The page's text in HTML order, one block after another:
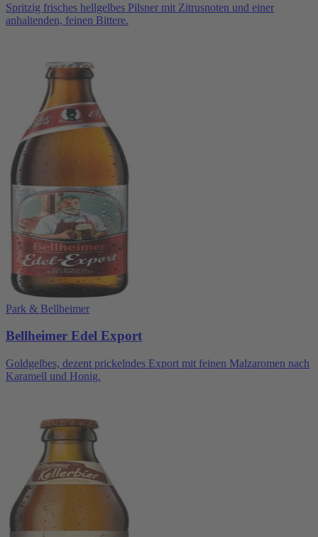
Spritzig frisches hellgelbes Pilsner mit Zitrusnoten und einer
anhaltenden, feinen Bittere.
Park & Bellheimer
Bellheimer Edel Export
Goldgelbes, dezent prickelndes Export mit feinen Malzaromen nach
Karamell und Honig.